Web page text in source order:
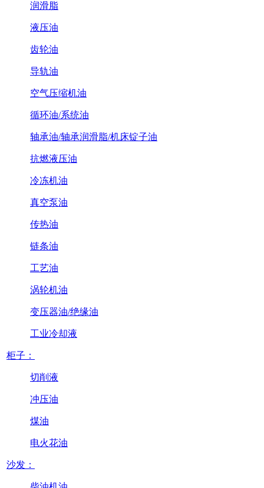
润滑脂
液压油
齿轮油
导轨油
空气压缩机油
循环油/系统油
轴承油/轴承润滑脂/机床锭子油
抗燃液压油
冷冻机油
真空泵油
传热油
链条油
工艺油
涡轮机油
变压器油/绝缘油
工业冷却液
柜子：
切削液
冲压油
煤油
电火花油
沙发：